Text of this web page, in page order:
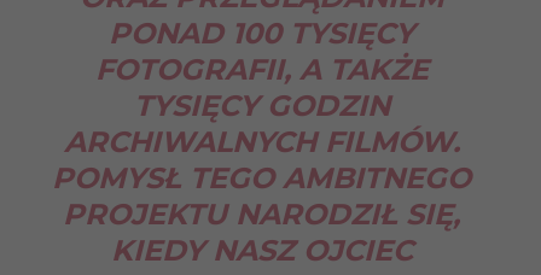
PONAD 100 TYSIĘCY
FOTOGRAFII, A TAKŻE
TYSIĘCY GODZIN
ARCHIWALNYCH FILMÓW.
POMYSŁ TEGO AMBITNEGO
PROJEKTU NARODZIŁ SIĘ,
KIEDY NASZ OJCIEC